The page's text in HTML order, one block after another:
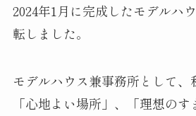
2024年1月に完成したモデルハ
転しました。
モデルハウス兼事務所として、
「心地よい場所」、「理想の